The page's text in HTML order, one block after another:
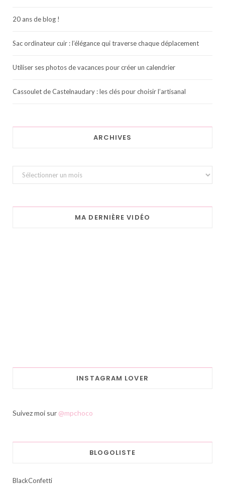
20 ans de blog !
Sac ordinateur cuir : l’élégance qui traverse chaque déplacement
Utiliser ses photos de vacances pour créer un calendrier
Cassoulet de Castelnaudary : les clés pour choisir l’artisanal
ARCHIVES
Archives
MA DERNIÈRE VIDÉO
INSTAGRAM LOVER
Suivez moi sur @mpchoco
BLOGOLISTE
BlackConfetti